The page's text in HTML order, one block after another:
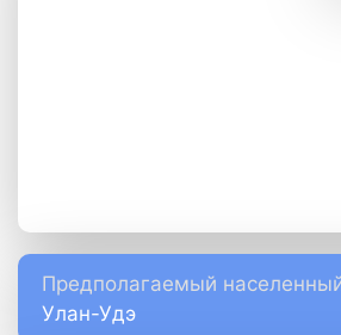
Предполагаемый
Улан-Удэ